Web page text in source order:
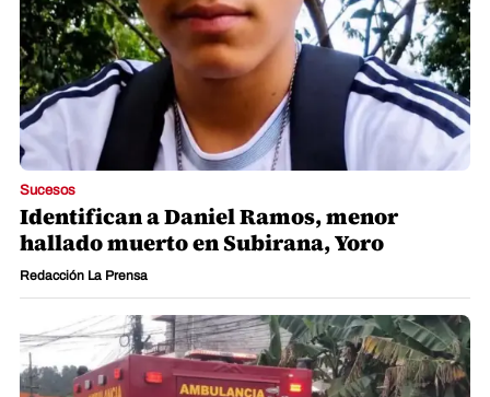
Sucesos
Identifican a Daniel Ramos, menor
hallado muerto en Subirana, Yoro
Redacción La Prensa